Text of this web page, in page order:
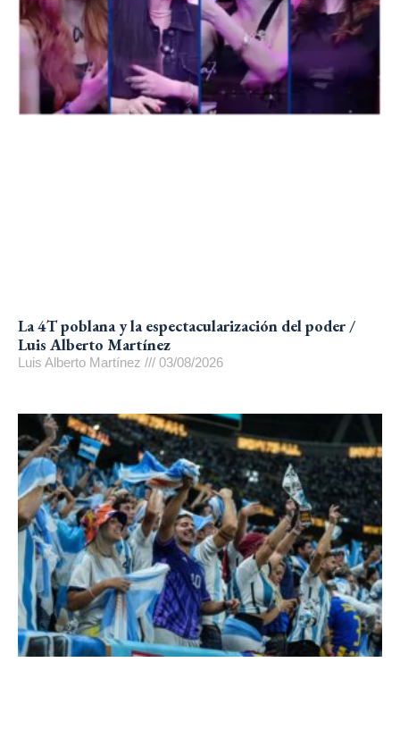
La 4T poblana y la espectacularización del poder /
Luis Alberto Martínez
Luis Alberto Martínez 03/08/2026